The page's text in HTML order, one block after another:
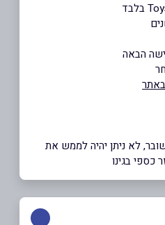
הבאה
באתר
לא ניתן יהיה לממש את
כספי בגינו